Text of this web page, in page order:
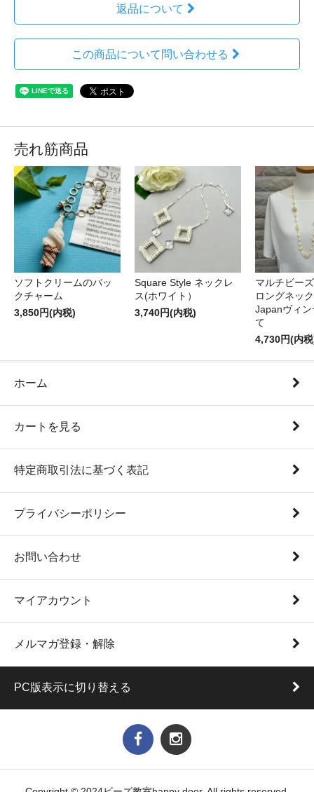
返品について
この商品について問い合わせる
売れ筋商品
ソフトクリームのバッ
クチャーム
3,850円(内税)
Square Style ネックレ
ス(ホワイト）
3,740円(内税)
マルチビー
ロングネッ
Japanヴィ
て
4,730円(内
ホーム
カートを見る
特定商取引法に基づく表記
プライバシーポリシー
お問い合わせ
マイアカウント
メルマガ登録・解除
PC版表示に切り替える